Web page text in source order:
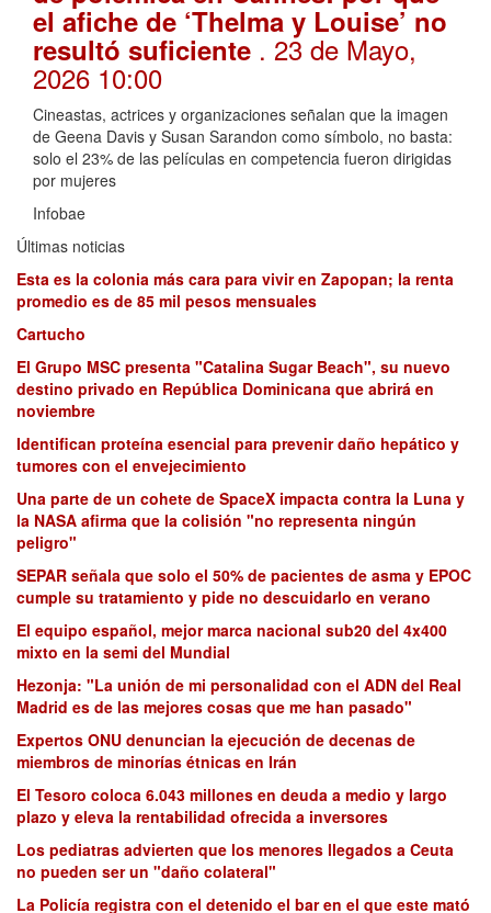
el afiche de ‘Thelma y Louise’ no
resultó suficiente . 23 de Mayo,
2026 10:00
Cineastas, actrices y organizaciones señalan que la imagen
de Geena Davis y Susan Sarandon como símbolo, no basta:
solo el 23% de las películas en competencia fueron dirigidas
por mujeres
Infobae
Últimas noticias
Esta es la colonia más cara para vivir en Zapopan; la renta
promedio es de 85 mil pesos mensuales
Cartucho
El Grupo MSC presenta "Catalina Sugar Beach", su nuevo
destino privado en República Dominicana que abrirá en
noviembre
Identifican proteína esencial para prevenir daño hepático y
tumores con el envejecimiento
Una parte de un cohete de SpaceX impacta contra la Luna y
la NASA afirma que la colisión "no representa ningún
peligro"
SEPAR señala que solo el 50% de pacientes de asma y EPOC
cumple su tratamiento y pide no descuidarlo en verano
El equipo español, mejor marca nacional sub20 del 4x400
mixto en la semi del Mundial
Hezonja: "La unión de mi personalidad con el ADN del Real
Madrid es de las mejores cosas que me han pasado"
Expertos ONU denuncian la ejecución de decenas de
miembros de minorías étnicas en Irán
El Tesoro coloca 6.043 millones en deuda a medio y largo
plazo y eleva la rentabilidad ofrecida a inversores
Los pediatras advierten que los menores llegados a Ceuta
no pueden ser un "daño colateral"
La Policía registra con el detenido el bar en el que este mató